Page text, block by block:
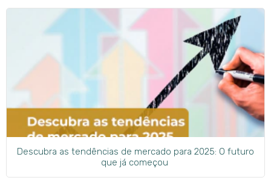
Descubra as tendências de mercado para 2025: O futuro
que já começou